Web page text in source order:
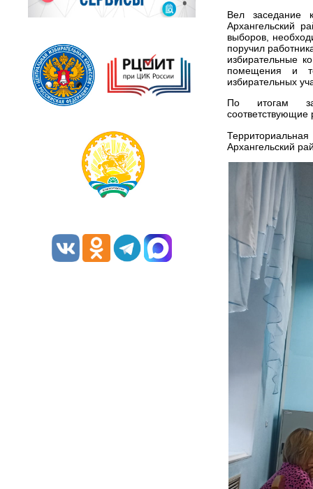
Вел заседание
Архангельский
выборов,
поручил
избирательные
помещения и
избирательных
По итогам
Архангельский